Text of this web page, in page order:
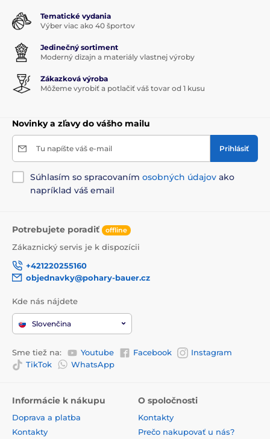
Tematické vydania
Výber viac ako 40 športov
Jedinečný sortiment
Moderný dizajn a materiály vlastnej výroby
Zákazková výroba
Môžeme vyrobiť a potlačiť váš tovar od 1 kusu
Novinky a zľavy do vášho mailu
Tu napíšte váš e-mail Prihlásiť
Súhlasím so spracovaním osobných údajov ako
napríklad váš email
Potrebujete poradiť offline
Zákaznický servis je k dispozícii
+421220255160
objednavky@pohary-bauer.cz
Kde nás nájdete
Slovenčina
Sme tiež na: Youtube Facebook
Instagram
TikTok
WhatsApp
Informácie k nákupu
Doprava a platba
Kontakty
O spoločnosti
Kontakty
Prečo nakupovať u nás?